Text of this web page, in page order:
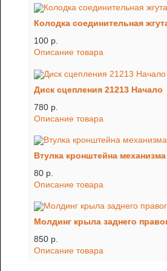
Колодка соединительная
100 p.
Описание товара
Диск сцепления 21213 Начало
780 p.
Описание товара
Втулка кронштейна
80 p.
Описание товара
Молдинг крыла заднего
850 p.
Описание товара